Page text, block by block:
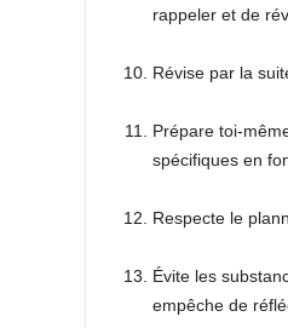
rappeler et de
Révise par la
Prépare toi-
spécifiques en
Respecte le
Évite les
empêche de